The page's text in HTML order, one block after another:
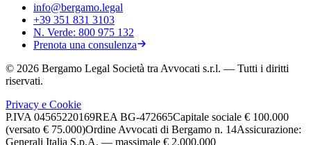
info@bergamo.legal
+39 351 831 3103
N. Verde: 800 975 132
Prenota una consulenza
© 2026 Bergamo Legal Società tra Avvocati s.r.l. — Tutti i diritti
riservati.
Privacy e Cookie
P.IVA 04565220169REA BG-472665Capitale sociale € 100.000
(versato € 75.000)Ordine Avvocati di Bergamo n. 14Assicurazione:
Generali Italia S.p.A. — massimale € 2.000.000